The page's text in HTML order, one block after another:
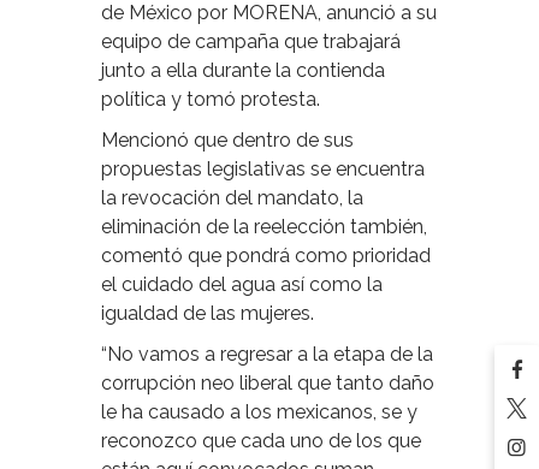
de México por MORENA, anunció a su
equipo de campaña que trabajará
junto a ella durante la contienda
política y tomó protesta.
Mencionó que dentro de sus
propuestas legislativas se encuentra
la revocación del mandato, la
eliminación de la reelección también,
comentó que pondrá como prioridad
el cuidado del agua así como la
igualdad de las mujeres.
“No vamos a regresar a la etapa de la
corrupción neo liberal que tanto daño
le ha causado a los mexicanos, se y
reconozco que cada uno de los que